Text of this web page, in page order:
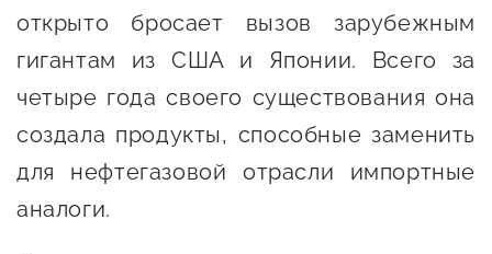
Истории успеха
Мероприятия
Новости
Онлайн-витрина продукции
Социальные сети "Мой
открыто бросает вызов зарубежным
гигантам из США и Японии. Всего за
четыре года своего существования она
создала продукты, способные заменить
для нефтегазовой отрасли импортные
аналоги.